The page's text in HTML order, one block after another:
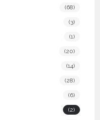
(68)
(3)
(1)
(20)
(14)
(28)
(6)
(2)